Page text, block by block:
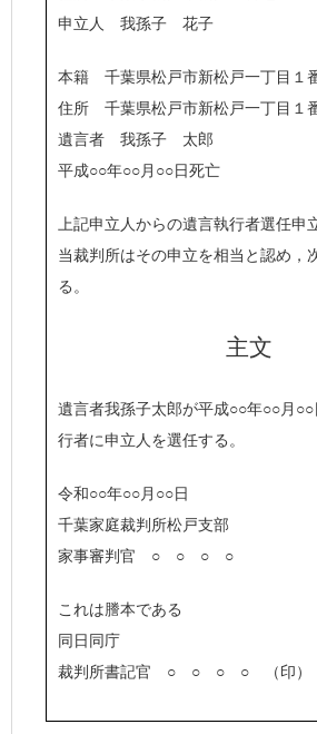
申立人 我孫子 花子
本籍 千葉県松戸市新松戸一丁目１
住所 千葉県松戸市新松戸一丁目１
遺言者 我孫子 太郎
平成○○年○○月○○日死亡
上記申立人からの遺言執行者選任申
当裁判所はその申立を相当と認め，
る。
主文
遺言者我孫子太郎が平成○○年○○月
行者に申立人を選任する。
令和○○年○○月○○日
千葉家庭裁判所松戸支部
家事審判官 ○ ○ ○ ○
これは謄本である
同日同庁
裁判所書記官 ○ ○ ○ ○ （印）